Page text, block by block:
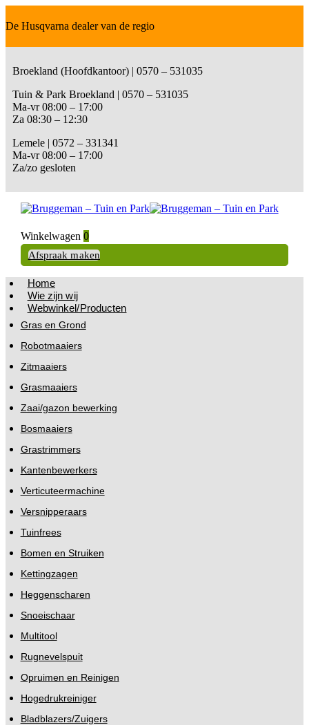
De Husqvarna dealer van de regio
Broekland (Hoofdkantoor) | 0570 – 531035
Tuin & Park Broekland | 0570 – 531035
Ma-vr 08:00 – 17:00
Za 08:30 – 12:30
Lemele | 0572 – 331341
Ma-vr 08:00 – 17:00
Za/zo gesloten
Winkelwagen 0
Afspraak maken
Home
Wie zijn wij
Webwinkel/Producten
Gras en Grond
Robotmaaiers
Zitmaaiers
Grasmaaiers
Zaai/gazon bewerking
Bosmaaiers
Grastrimmers
Kantenbewerkers
Verticuteermachine
Versnipperaars
Tuinfrees
Bomen en Struiken
Kettingzagen
Heggenscharen
Snoeischaar
Multitool
Rugnevelspuit
Opruimen en Reinigen
Hogedrukreiniger
Bladblazers/Zuigers